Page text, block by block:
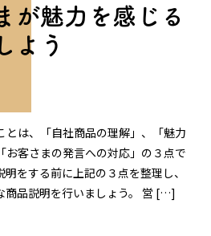
が魅力を感じる
よう
とは、「自社商品の理解」、「魅力
お客さまの発言への対応」の３点で
をする前に上記の３点を整理し、
商品説明を行いましょう。 営 […]